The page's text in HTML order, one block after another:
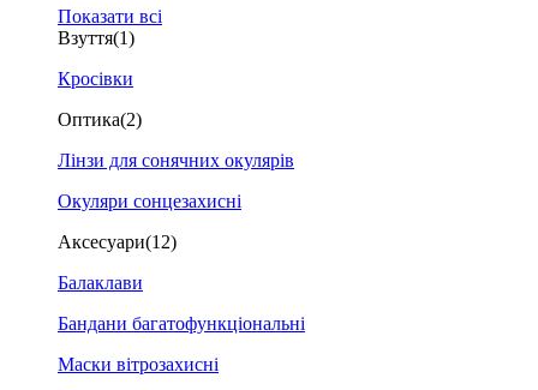
Показати всі
Взуття(1)
Кросівки
Оптика(2)
Лінзи для сонячних окулярів
Окуляри сонцезахисні
Аксесуари(12)
Балаклави
Бандани багатофункціональні
Маски вітрозахисні